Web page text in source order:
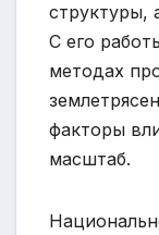
структуры,
С его
методах
факторы
масштаб.